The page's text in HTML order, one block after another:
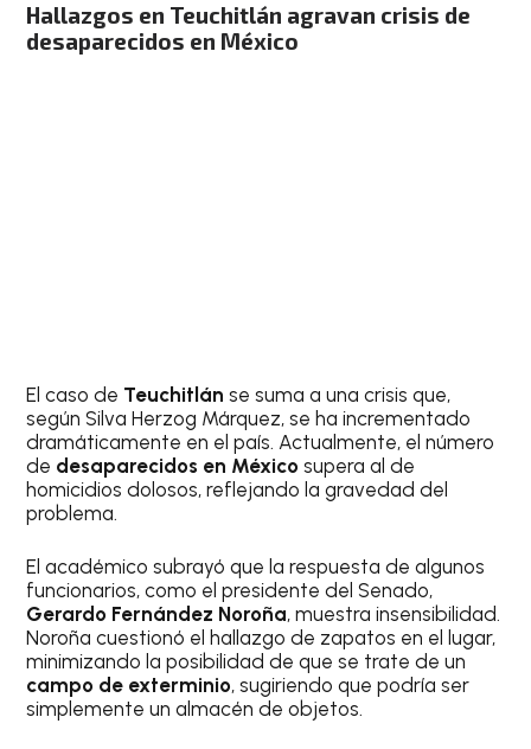
Hallazgos en Teuchitlán agravan crisis de
desaparecidos en México
El caso de Teuchitlán se suma a una crisis que,
según Silva Herzog Márquez, se ha incrementado
dramáticamente en el país. Actualmente, el número
de desaparecidos en México supera al de
homicidios dolosos, reflejando la gravedad del
problema.
El académico subrayó que la respuesta de algunos
funcionarios, como el presidente del Senado,
Gerardo Fernández Noroña, muestra insensibilidad.
Noroña cuestionó el hallazgo de zapatos en el lugar,
minimizando la posibilidad de que se trate de un
campo de exterminio, sugiriendo que podría ser
simplemente un almacén de objetos.